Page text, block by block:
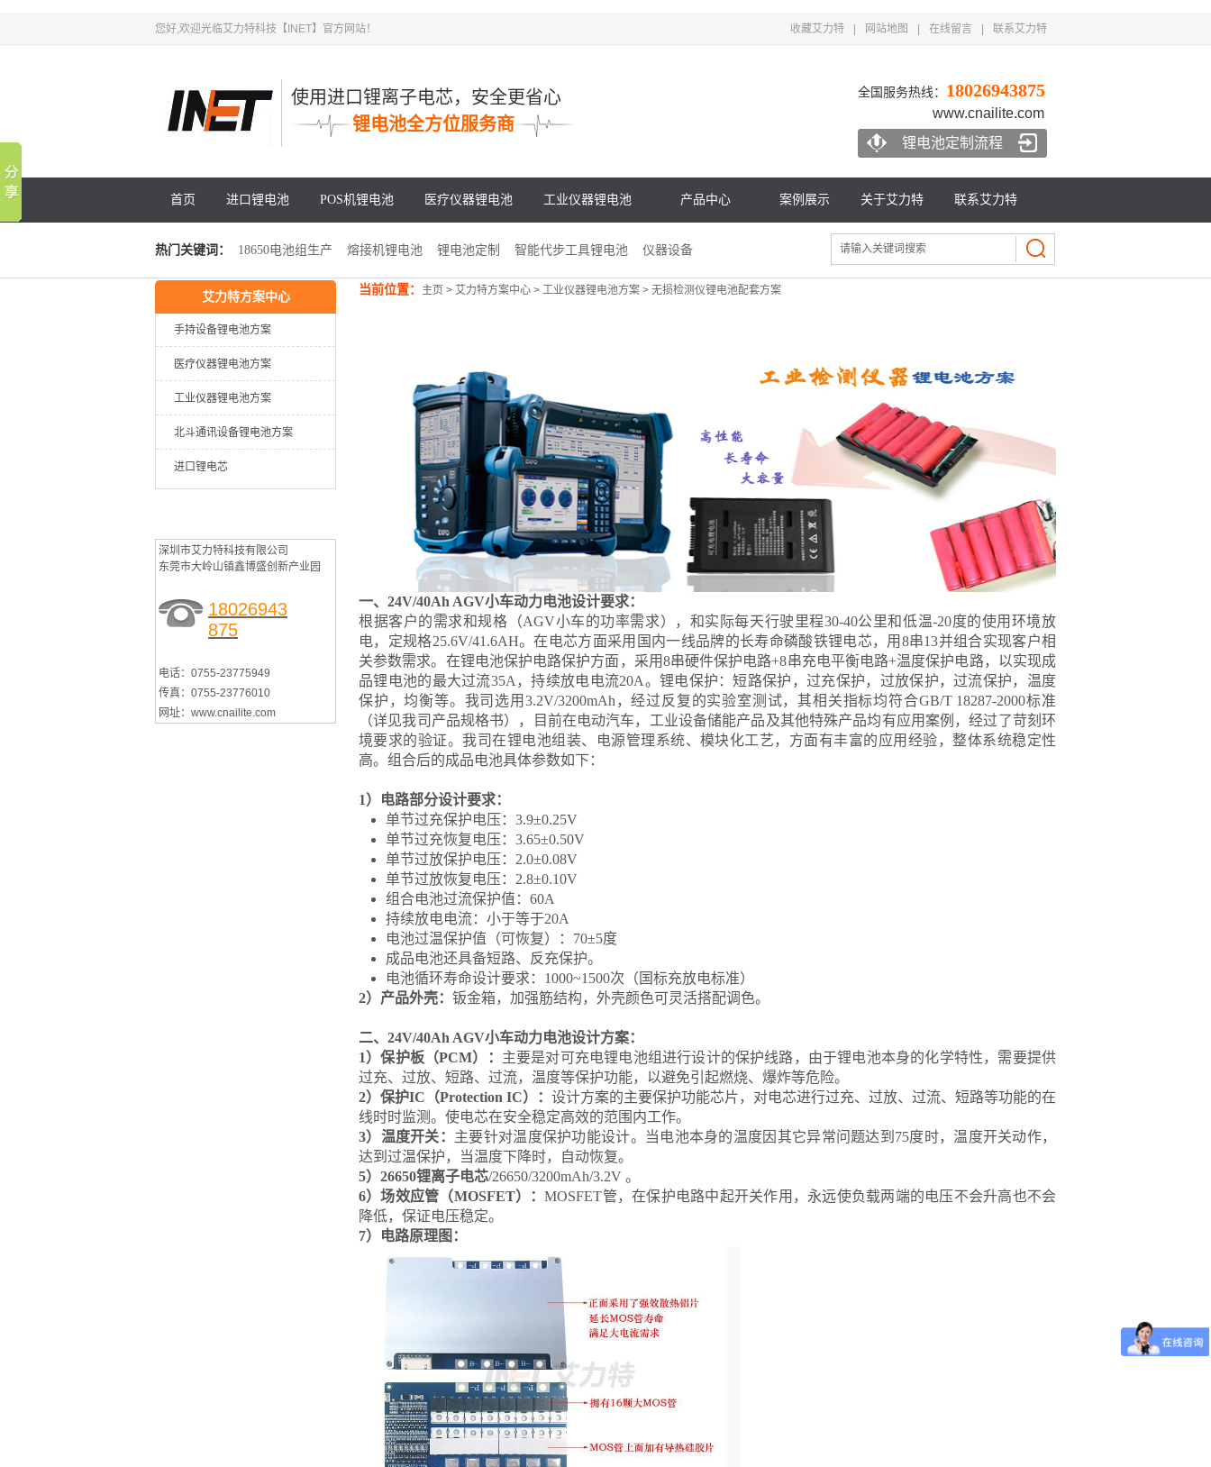
收藏艾力特 网站地图 在线留言 联系艾力特
您好,欢迎光临艾力特科技【INET】官方网站！
使用进口锂离子电芯，安全更省心
锂电池全方位服务商
全国服务热线： 18026943875
www.cnailite.com
锂电池定制流程
首页 进口锂电池 POS机锂电池 医疗仪器锂电池 工业仪器锂电池 产品中心 案例展示 关于艾力特 联系艾力特
热门关键词： 18650电池组生产 熔接机锂电池 锂电池定制 智能代步工具锂电池 仪器设备
锂电池PACK 电动工具锂电池
艾力特方案中心
手持设备锂电池方案
医疗仪器锂电池方案
工业仪器锂电池方案
北斗通讯设备锂电池方案
进口锂电芯
深圳市艾力特科技有限公司
东莞市大岭山镇鑫博盛创新产业园
18026943
875
电话：0755-23775949
传真：0755-23776010
网址：www.cnailite.com
当前位置： 主页 > 艾力特方案中心 > 工业仪器锂电池方案 > 无损检测仪锂电池配套方案
一、24V/40Ah AGV小车动力电池设计要求：
根据客户的需求和规格（AGV小车的功率需求），和实际每天行驶里程30-40公里和低温-20度的使用环境放
电，定规格25.6V/41.6AH。在电芯方面采用国内一线品牌的长寿命磷酸铁锂电芯，用8串13并组合实现客户相
关参数需求。在锂电池保护电路保护方面，采用8串硬件保护电路+8串充电平衡电路+温度保护电路，以实现成
品锂电池的最大过流35A，持续放电电流20A。锂电保护：短路保护，过充保护，过放保护，过流保护，温度
保护，均衡等。我司选用3.2V/3200mAh，经过反复的实验室测试，其相关指标均符合GB/T 18287-2000标准
（详见我司产品规格书），目前在电动汽车，工业设备储能产品及其他特殊产品均有应用案例，经过了苛刻环
境要求的验证。我司在锂电池组装、电源管理系统、模块化工艺，方面有丰富的应用经验，整体系统稳定性
高。组合后的成品电池具体参数如下：
1）电路部分设计要求：
单节过充保护电压：3.9±0.25V
单节过充恢复电压：3.65±0.50V
单节过放保护电压：2.0±0.08V
单节过放恢复电压：2.8±0.10V
组合电池过流保护值：60A
持续放电电流：小于等于20A
电池过温保护值（可恢复）：70±5度
成品电池还具备短路、反充保护。
电池循环寿命设计要求：1000~1500次（国标充放电标准）
2）产品外壳： 钣金箱，加强筋结构，外壳颜色可灵活搭配调色。
二、24V/40Ah AGV小车动力电池设计方案：
1）保护板（PCM）： 主要是对可充电锂电池组进行设计的保护线路，由于锂电池本身的化学特性，需要提供
过充、过放、短路、过流，温度等保护功能，以避免引起燃烧、爆炸等危险。
2）保护IC（Protection IC）： 设计方案的主要保护功能芯片，对电芯进行过充、过放、过流、短路等功能的在
线时时监测。使电芯在安全稳定高效的范围内工作。
3）温度开关： 主要针对温度保护功能设计。当电池本身的温度因其它异常问题达到75度时，温度开关动作，
达到过温保护，当温度下降时，自动恢复。
5）26650锂离子电芯/26650/3200mAh/3.2V 。
6）场效应管（MOSFET）：MOSFET管，在保护电路中起开关作用，永远使负载两端的电压不会升高也不会
降低，保证电压稳定。
7）电路原理图：